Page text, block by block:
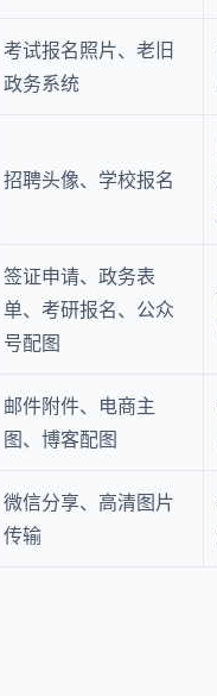
考试报名照片、老旧
政务系统
招聘头像、学校报名
签证申请、政务表
单、考研报名、公众
号配图
邮件附件、电商主
图、博客配图
微信分享、高清图片
传输